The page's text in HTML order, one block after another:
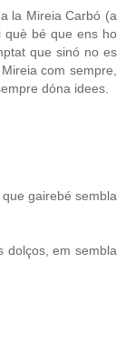
la Mireia Carbó (a
què bé que ens ho
que sinó no es
com sempre,
dóna idees.
gairebé sembla
dolços, em sembla